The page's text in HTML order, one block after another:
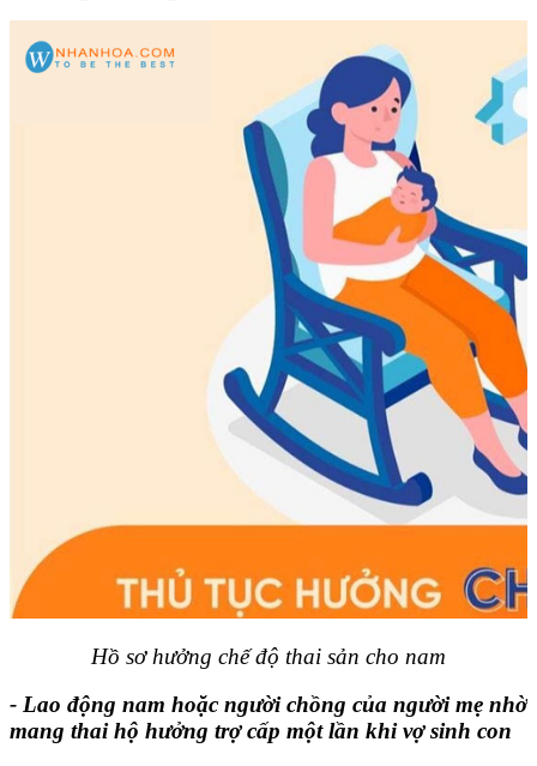
Hồ sơ hưởng chế độ thai sản cho nam
- Lao động nam hoặc người chồng của người mẹ nhờ
mang thai hộ hưởng trợ cấp một lần khi vợ sinh con